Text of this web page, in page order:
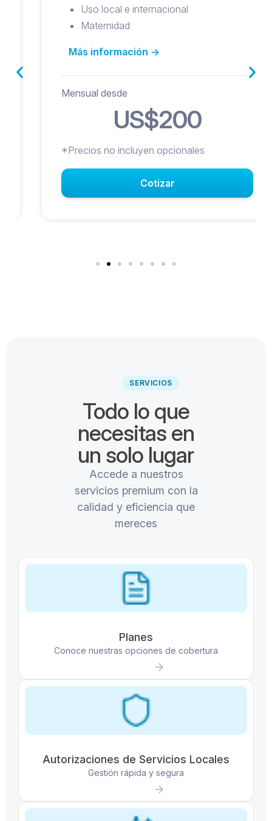
Uso local e internacional
Maternidad
Más información ->
Mensual desde
US$200
*Precios no incluyen opcionales
Cotizar
SERVICIOS
Todo lo que
necesitas en
un solo lugar
Accede a nuestros
servicios premium con la
calidad y eficiencia que
mereces
Planes
Conoce nuestras opciones de cobertura
Autorizaciones de Servicios Locales
Gestión rápida y segura